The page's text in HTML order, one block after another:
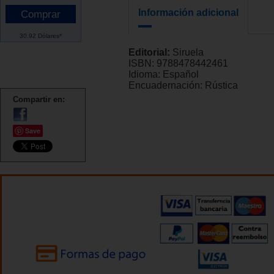
30.92 Dólares*
Compartir en:
Save
Información adicional
Editorial: Siruela
ISBN: 9788478442461
Idioma: Español
Encuadernación: Rústica